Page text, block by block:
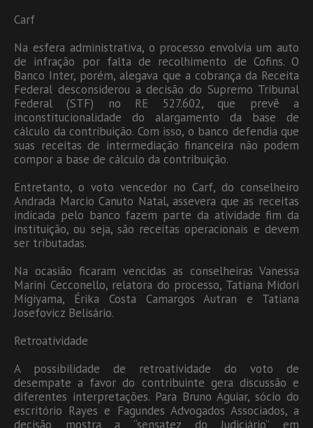
Carf
Na esfera administrativa, o processo envolvia um auto
de infração por falta de recolhimento de Cofins. O
Banco Inter, porém, alegava que a cobrança da Receita
Federal desconsiderou a decisão do Supremo Tribunal
Federal (STF) no RE 527.602, que prevê a
inconstitucionalidade do alargamento da base de
cálculo da contribuição. Com isso, o banco defendia que
suas receitas de intermediação financeira não podem
compor a base de cálculo da contribuição.
Entretanto, o voto vencedor no Carf, do conselheiro
Andrada Marcio Canuto Natal, assevera que as receitas
indicada pelo banco fazem parte da atividade fim da
instituição, ou seja, são receitas operacionais e devem
ser tributadas.
Na ocasião ficaram vencidas as conselheiras Vanessa
Marini Cecconello, relatora do processo, Tatiana Midori
Migiyama, Érika Costa Camargos Autran e Tatiana
Josefovicz Belisário.
Retroatividade
A possibilidade de retroatividade do voto de
desempate a favor do contribuinte gera discussão e
diferentes interpretações. Para Bruno Aguiar, sócio do
escritório Rayes e Fagundes Advogados Associados, a
decisão mostra a “sensatez do Judiciário” em